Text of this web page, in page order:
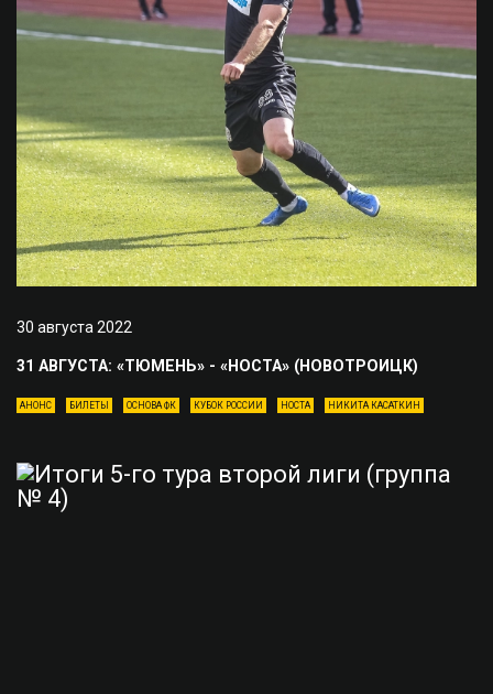
30 августа 2022
31 АВГУСТА: «ТЮМЕНЬ» - «НОСТА» (НОВОТРОИЦК)
АНОНС БИЛЕТЫ ОСНОВА ФК КУБОК РОССИИ НОСТА НИКИТА КАСАТКИН